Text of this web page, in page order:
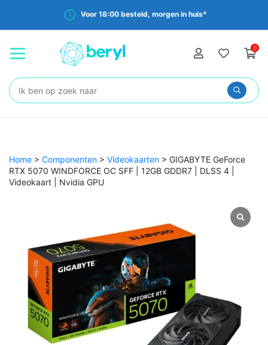
Voor 18:00 besteld, morgen in huis*
0
Zoeken:
Home > Componenten > Videokaarten > GIGABYTE GeForce
RTX 5070 WINDFORCE OC SFF | 12GB GDDR7 | DLSS 4 |
Videokaart | Nvidia GPU